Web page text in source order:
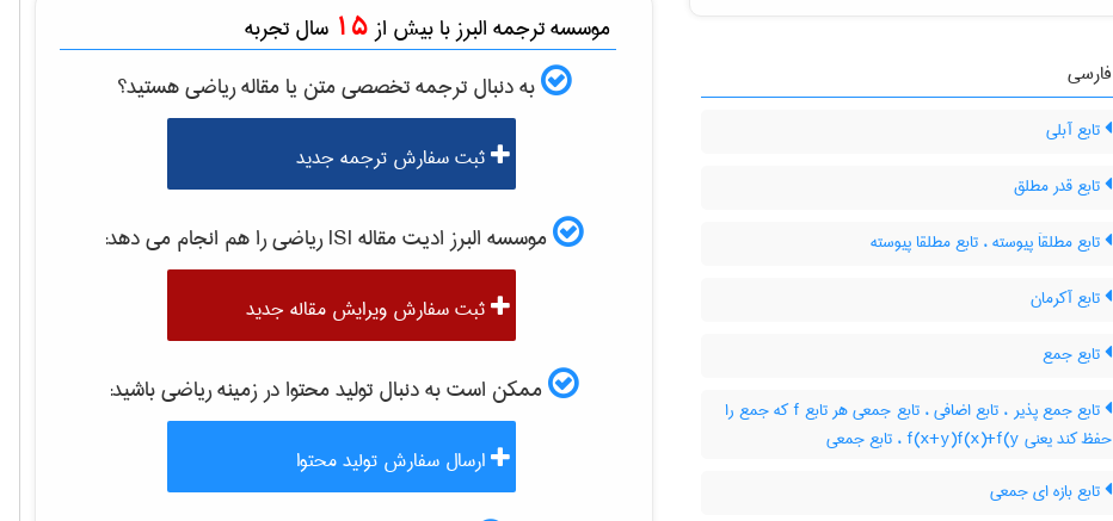
فارسی
تابع آبلی
تابع قدر مطلق
تابع مطلقاَ پیوسته ، تابع مطلقا پیوسته
تابع آکرمان
تابع جمع
تابع جمع پذیر ، تابع اضافی ، تابع جمعی هر تابع f که جمع را
حفظ کند یعنی f(x+y)f(x)+f(y ، تابع جمعی
تابع بازه ای جمعی
موسسه ترجمه البرز با بیش از 15 سال تجربه
به دنبال ترجمه تخصصی متن یا مقالهرياضیهستید؟
ثبت سفارش ترجمه جدید
موسسه البرز ادیت مقاله ISI رياضیرا هم انجام می دهد:
ثبت سفارش ویرایش مقاله جدید
ممکن است به دنبال تولید محتوا در زمینهرياضیباشید:
ارسال سفارش تولید محتوا